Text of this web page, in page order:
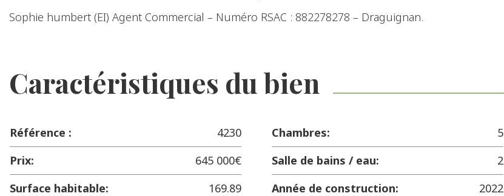
Sophie humbert (EI) Agent Commercial – Numéro RSAC : 882278278 – Draguignan.
Caractéristiques du bien
Référence :
4230
Prix:
645 000€
Surface habitable:
169.89
Chambres:
5
Salle de bains / eau:
2
Année de construction:
2022